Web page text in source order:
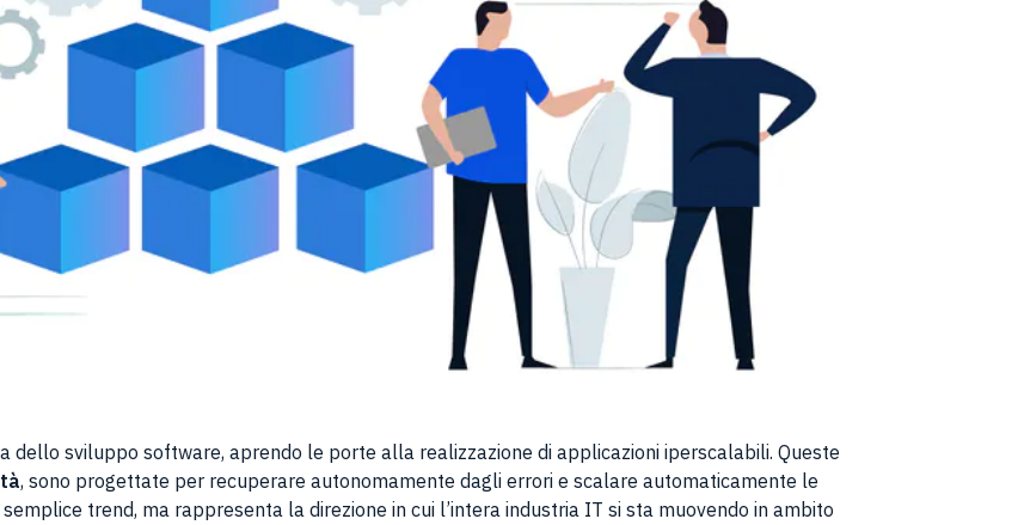
dello sviluppo software, aprendo le porte alla realizzazione di applicazioni iperscalabili. Queste
, sono progettate per recuperare autonomamente dagli errori e scalare automaticamente le
trend, ma rappresenta la direzione in cui l’intera industria IT si sta muovendo in ambito